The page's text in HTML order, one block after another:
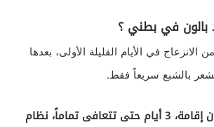
في بطني ؟
في الأيام القليلة الأولى، بعدها
بالشبع سريعاً فقط.
التعافي: العملية دون إقامة، 3 أيام حتى تتعافى تماماً، نظام